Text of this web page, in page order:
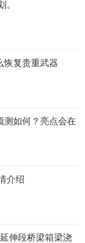
。
恢复贵重武器
测如何？亮点会在
介绍
伸段桥梁箱梁浇